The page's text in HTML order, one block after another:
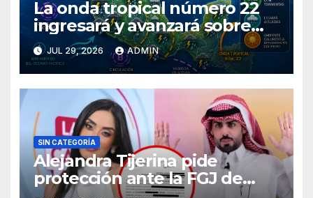
La onda tropical número 22
ingresará y avanzará sobre
México
JUL 29, 2026 ADMIN
SIN CATEGORÍA
Alejandra Tijerina pide
protección ante la FGJ de